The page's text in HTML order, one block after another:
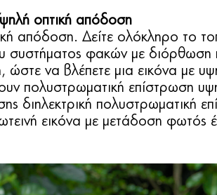
οπτική απόδοση
απόδοση. Δείτε ολόκληρο το
συστήματος φακών με διόρθωση
να βλέπετε μια εικόνα με
πολυστρωματική επίστρωση
πολυστρωματική
εικόνα με μετάδοση φωτός